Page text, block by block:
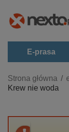
E-prasa
Kategorie
Zobacz wszystkie
Strona główna
Krew nie woda